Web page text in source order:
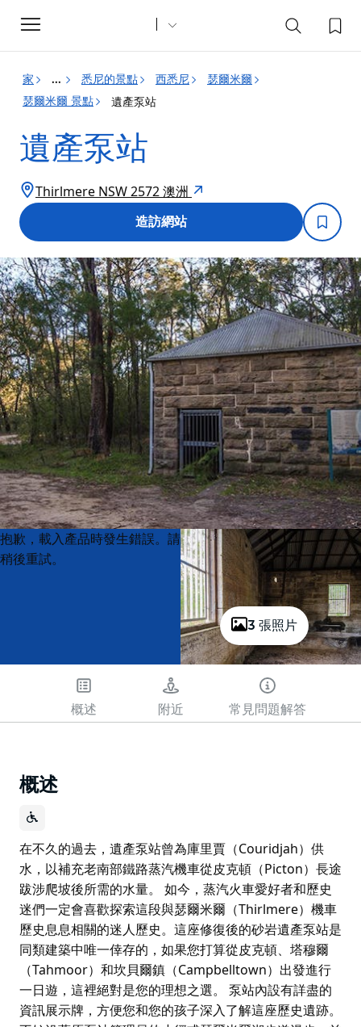
Toggle
navigation
家 ... 悉尼的景點 西悉尼
瑟爾米爾
瑟爾米爾 景點
遺產泵站
遺產泵站
Thirlmere NSW 2572 澳洲
造訪網站
3 張照片
Product
List
Product
List
抱歉，載入產品時發生錯誤。請
稍後重試。
概述 附近 常見問題解答
概述
在不久的過去，遺產泵站曾為庫里賈（Couridjah）供
水，以補充老南部鐵路蒸汽機車從皮克頓（Picton）長途
跋涉爬坡後所需的水量。 如今，蒸汽火車愛好者和歷史
迷們一定會喜歡探索這段與瑟爾米爾（Thirlmere）機車
歷史息息相關的迷人歷史。這座修復後的砂岩遺產泵站是
同類建築中唯一倖存的，如果您打算從皮克頓、塔穆爾
（Tahmoor）和坎貝爾鎮（Campbelltown）出發進行
一日遊，這裡絕對是您的理想之選。 泵站內設有詳盡的
資訊展示牌，方便您和您的孩子深入了解這座歷史遺跡。